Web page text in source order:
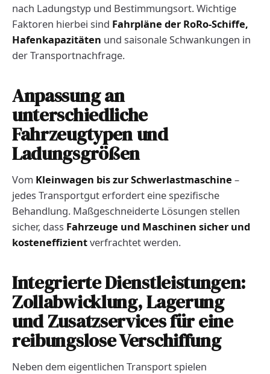
nach Ladungstyp und Bestimmungsort. Wichtige
Faktoren hierbei sind Fahrpläne der RoRo-Schiffe,
Hafenkapazitäten und saisonale Schwankungen in
der Transportnachfrage.
Anpassung an
unterschiedliche
Fahrzeugtypen und
Ladungsgrößen
Vom Kleinwagen bis zur Schwerlastmaschine –
jedes Transportgut erfordert eine spezifische
Behandlung. Maßgeschneiderte Lösungen stellen
sicher, dass Fahrzeuge und Maschinen sicher und
kosteneffizientverfrachtet werden.
Integrierte Dienstleistungen:
Zollabwicklung, Lagerung
und Zusatzservices für eine
reibungslose Verschiffung
Neben dem eigentlichen Transport spielen